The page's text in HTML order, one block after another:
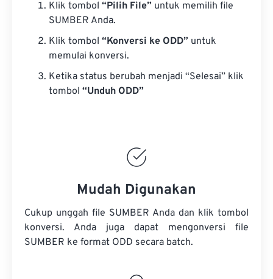
Klik tombol “Pilih File” untuk memilih file
SUMBER Anda.
Klik tombol “Konversi ke ODD” untuk
memulai konversi.
Ketika status berubah menjadi “Selesai” klik
tombol “Unduh ODD”
Mudah Digunakan
Cukup unggah file SUMBER Anda dan klik tombol
konversi. Anda juga dapat mengonversi file
SUMBER ke format ODD secara batch.